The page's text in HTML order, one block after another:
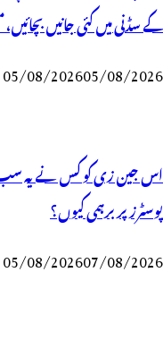
کے سڈنی میں کئی جانیں
05/08/202605/08/2026
اس جین زی کو کس نے یہ سب
پوسٹرز پر برہمی کیوں؟
05/08/202607/08/2026